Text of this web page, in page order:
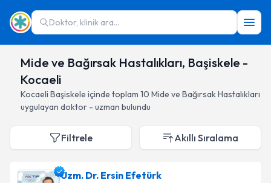
Doktor, klinik ara...
Mide ve Bağırsak Hastalıkları, Başiskele -
Kocaeli
Kocaeli Başiskele içinde toplam 10 Mide ve Bağırsak Hastalıkları
uygulayan doktor - uzman bulundu
Filtrele Akıllı Sıralama
Uzm. Dr. Ersin Efetürk